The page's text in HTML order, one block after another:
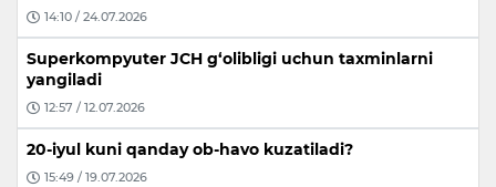
14:10 / 24.07.2026
Superkompyuter JCH g‘olibligi uchun taxminlarni
yangiladi
12:57 / 12.07.2026
20-iyul kuni qanday ob-havo kuzatiladi?
15:49 / 19.07.2026